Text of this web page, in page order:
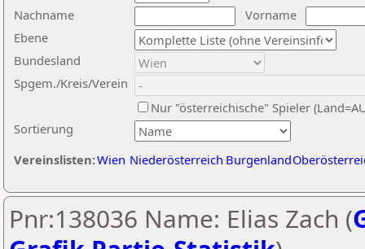
Nachname
Vorname
Ebene
Sortierung
Bundesland
Spgem./Kreis/Verein
Nur "österreichische" Spieler
Vereinslisten:Wien Niederösterreich Burgenland
Pnr:138036 Name: Elias Zach (